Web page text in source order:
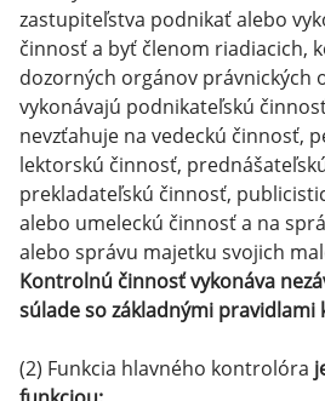
zastupiteľstva podnikať alebo
činnosť a byť členom riadiacich,
dozorných orgánov právnických
vykonávajú podnikateľskú
nevzťahuje na vedeckú činnosť,
lektorskú činnosť,
prekladateľskú činnosť,
alebo umeleckú činnosť a na
alebo správu majetku svojich
Kontrolnú činnosť vykonáva
súlade so základnými
(2) Funkcia hlavného kontrolóra